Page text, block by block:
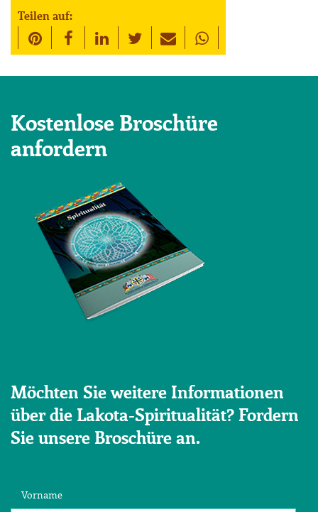
Teilen auf:
Kostenlose Broschüre
anfordern
Möchten Sie weitere Informationen
über die Lakota-Spiritualität? Fordern
Sie unsere Broschüre an.
Vorname